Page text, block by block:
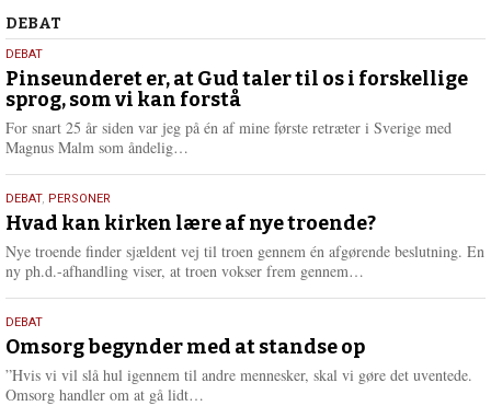
Debat
DEBAT
5.
august
2026
DEBAT
Pinseunderet er, at Gud taler til os i forskellige
sprog, som vi kan forstå
For snart 25 år siden var jeg på én af mine første retræter i Sverige med
Magnus Malm som åndelig…
e
r
e
25.
juli
2026
DEBAT, PERSONER
Hvad kan kirken lære af nye troende?
Nye troende finder sjældent vej til troen gennem én afgørende beslutning. En
ny ph.d.-afhandling viser, at troen vokser frem gennem…
e
r
e
9.
juli
2026
DEBAT
Omsorg begynder med at standse op
”Hvis vi vil slå hul igennem til andre mennesker, skal vi gøre det uventede.
Omsorg handler om at gå lidt…